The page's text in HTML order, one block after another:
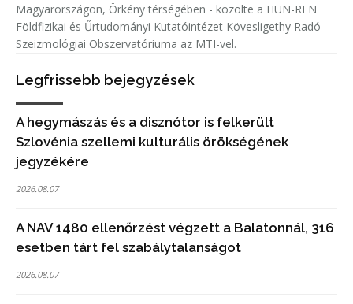
Magyarországon, Örkény térségében - közölte a HUN-REN
Földfizikai és Űrtudományi Kutatóintézet Kövesligethy Radó
Szeizmológiai Obszervatóriuma az MTI-vel.
Legfrissebb bejegyzések
A hegymászás és a disznótor is felkerült
Szlovénia szellemi kulturális örökségének
jegyzékére
2026.08.07
A NAV 1480 ellenőrzést végzett a Balatonnál, 316
esetben tárt fel szabálytalanságot
2026.08.07